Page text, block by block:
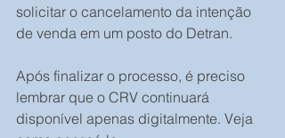
solicitar o cancelamento da intenção
de venda em um posto do Detran.
Após finalizar o processo, é preciso
lembrar que o CRV continuará
disponível apenas digitalmente. Veja